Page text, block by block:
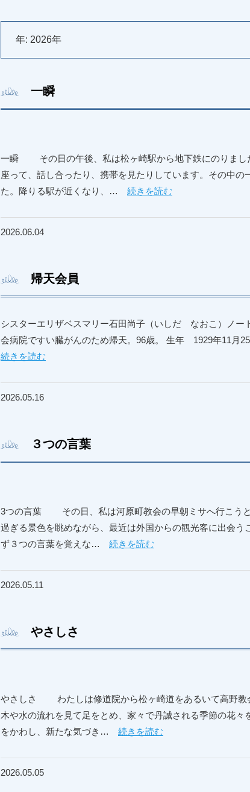
年: 2026年
一瞬
一瞬 その日の午後、私は松ヶ崎駅から地下鉄にのりまし
座って、話し合ったり、携帯を見たりしています。その中
た。降りる駅が近くなり、… 続きを読む
2026.06.04
帰天会員
シスターエリザベスマリー石田尚子（いしだ なおこ）ノ
会病院ですい臓がんのため帰天。96歳。 生年 1929年11
続きを読む
2026.05.16
３つの言葉
3つの言葉 その日、私は河原町教会の早朝ミサへ行こうと
過ぎる景色を眺めながら、最近は外国からの観光客に出会う
ず３つの言葉を覚えな… 続きを読む
2026.05.11
やさしさ
やさしさ わたしは修道院から松ヶ崎道をあるいて高野教
木や水の流れを見て足をとめ、家々で丹誠される季節の花
をかわし、新たな気づき… 続きを読む
2026.05.05